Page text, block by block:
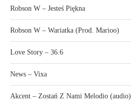
Robson W – Jesteś Piękna
Robson W – Wariatka (Prod. Marioo)
Love Story – 36.6
News – Vixa
Akcent – Zostań Z Nami Melodio (audio)